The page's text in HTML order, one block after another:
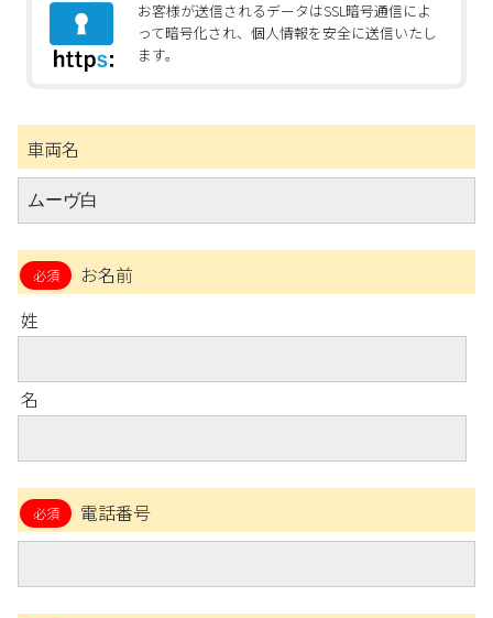
お客様が送信されるデータはSSL暗号通信によ
って暗号化され、個人情報を安全に送信いたし
ます。
車両名
お名前
姓
名
電話番号